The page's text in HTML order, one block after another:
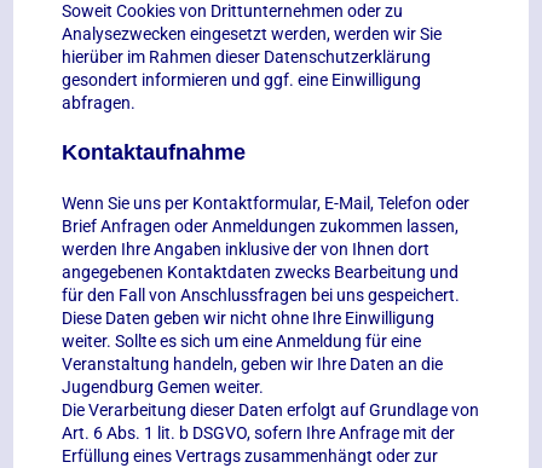
Soweit Cookies von Drittunternehmen oder zu
Analysezwecken eingesetzt werden, werden wir Sie
hierüber im Rahmen dieser Datenschutzerklärung
gesondert informieren und ggf. eine Einwilligung
abfragen.
Kontaktaufnahme
Wenn Sie uns per Kontaktformular, E-Mail, Telefon oder
Brief Anfragen oder Anmeldungen zukommen lassen,
werden Ihre Angaben inklusive der von Ihnen dort
angegebenen Kontaktdaten zwecks Bearbeitung und
für den Fall von Anschlussfragen bei uns gespeichert.
Diese Daten geben wir nicht ohne Ihre Einwilligung
weiter. Sollte es sich um eine Anmeldung für eine
Veranstaltung handeln, geben wir Ihre Daten an die
Jugendburg Gemen weiter.
Die Verarbeitung dieser Daten erfolgt auf Grundlage von
Art. 6 Abs. 1 lit. b DSGVO, sofern Ihre Anfrage mit der
Erfüllung eines Vertrags zusammenhängt oder zur